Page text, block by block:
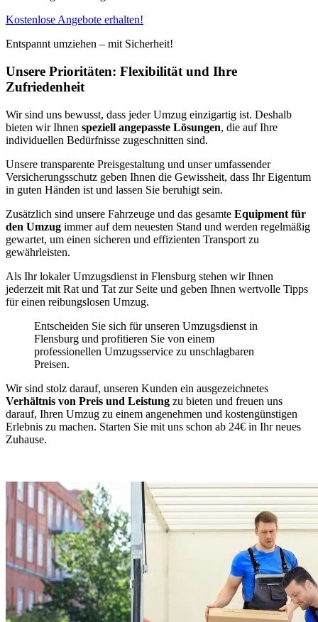
Kostenlose Angebote erhalten!
Entspannt umziehen – mit Sicherheit!
Unsere Prioritäten: Flexibilität und Ihre
Zufriedenheit
Wir sind uns bewusst, dass jeder Umzug einzigartig ist. Deshalb
bieten wir Ihnen speziell angepasste Lösungen, die auf Ihre
individuellen Bedürfnisse zugeschnitten sind.
Unsere transparente Preisgestaltung und unser umfassender
Versicherungsschutz geben Ihnen die Gewissheit, dass Ihr Eigentum
in guten Händen ist und lassen Sie beruhigt sein.
Zusätzlich sind unsere Fahrzeuge und das gesamte Equipment für
den Umzug immer auf dem neuesten Stand und werden regelmäßig
gewartet, um einen sicheren und effizienten Transport zu
gewährleisten.
Als Ihr lokaler Umzugsdienst in Flensburg stehen wir Ihnen
jederzeit mit Rat und Tat zur Seite und geben Ihnen wertvolle Tipps
für einen reibungslosen Umzug.
Entscheiden Sie sich für unseren Umzugsdienst in
Flensburg und profitieren Sie von einem
professionellen Umzugsservice zu unschlagbaren
Preisen.
Wir sind stolz darauf, unseren Kunden ein ausgezeichnetes
Verhältnis von Preis und Leistung zu bieten und freuen uns
darauf, Ihren Umzug zu einem angenehmen und kostengünstigen
Erlebnis zu machen. Starten Sie mit uns schon ab 24€ in Ihr neues
Zuhause.